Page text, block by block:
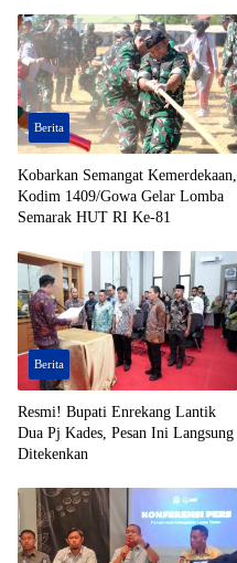
Berita
Kobarkan Semangat Kemerdekaan,
Kodim 1409/Gowa Gelar Lomba
Semarak HUT RI Ke-81
Berita
Resmi! Bupati Enrekang Lantik
Dua Pj Kades, Pesan Ini Langsung
Ditekenkan